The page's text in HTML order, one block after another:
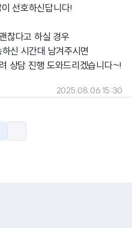
선호하신답니다!
찮다고 하실 경우
신 시간대 남겨주시면
상담 진행 도와드리겠습니다~!
2025.08.06 15:30